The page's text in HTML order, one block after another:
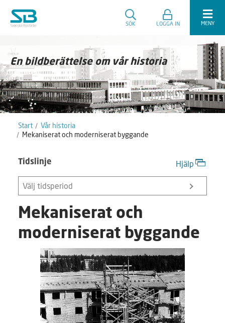
SÖK LOGGA IN MENY
En bildberättelse om vår historia
Start
Vår historia
Mekaniserat och moderniserat byggande
Hjälp
Tidslinje
Välj tidsperiod
Mekaniserat och
moderniserat byggande